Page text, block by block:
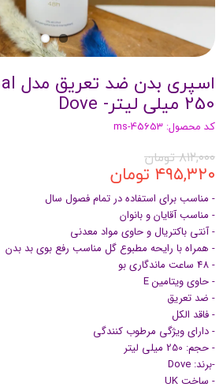
250 میلی لیتر- Dove
کد محصول: ms-45653
۸۱۲,۰۰۰ تومان
۴۹۵,۳۲۰ تومان
- مناسب برای استفاده در تمام فصول سال
- مناسب آقایان و بانوان
- آنتی باکتریال و حاوی مواد معدنی
- همراه با رایحه مطبوع گل مناسب رفع بوی بد بدن
- 48 ساعت ماندگاری بو
- حاوی ویتامین E
- ضد تعریق
- فاقد الکل
- دارای ویژگی مرطوب کنندگی
- حجم: 250 میلی لیتر
-برند: Dove
- ساخت UK